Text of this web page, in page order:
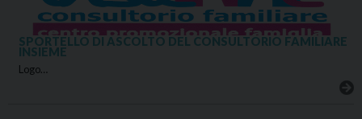
SPORTELLO DI ASCOLTO DEL CONSULTORIO FAMILIARE
INSIEME
Logo…